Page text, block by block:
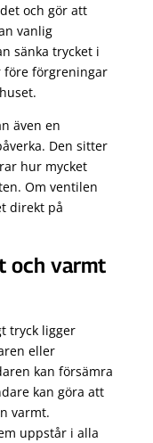
och gör att
vanlig
sänka trycket i
före förgreningar
även en
Den sitter
hur mycket
Om ventilen
direkt på
och varmt
tryck ligger
eller
kan försämra
kan göra att
varmt.
uppstår i alla